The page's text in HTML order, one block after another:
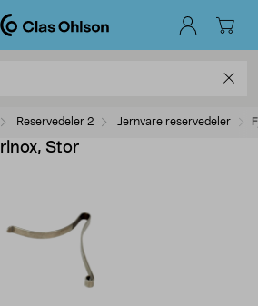
Reservedeler 2 Jernvare reservedeler
Stor